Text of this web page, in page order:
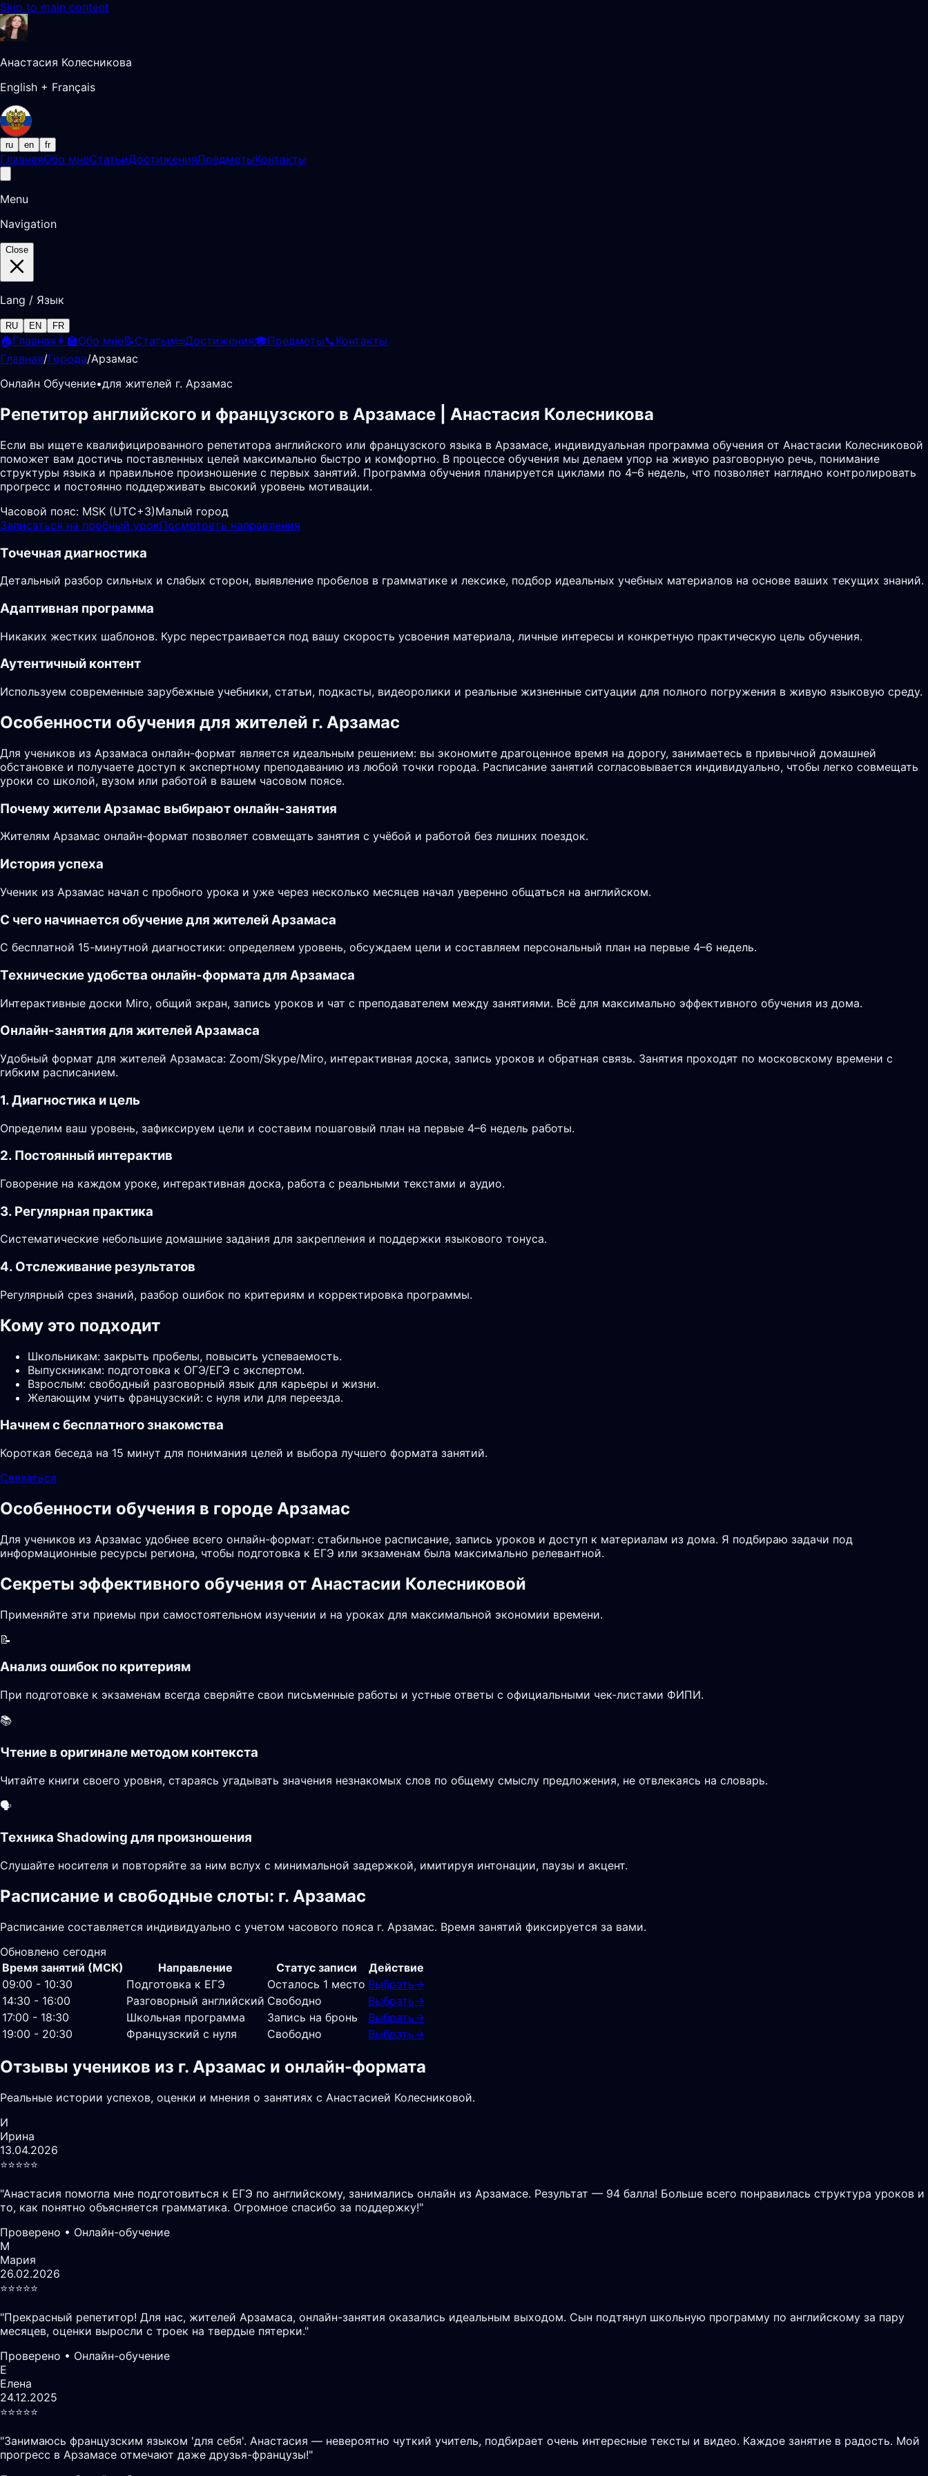
Skip to main content
Анастасия Колесникова
English + Français
ru en fr
ГлавнаяОбо мнеСтатьиДостиженияПредметыКонтакты
Menu
Navigation
Close
Lang / Язык
RU EN FR
🏠Главная 👩‍🏫Обо мне📝Статьи📜Достижения🎓Предметы📞Контакты
Главная/Города/Арзамас
Онлайн Обучение•для жителей г. Арзамас
Репетитор английского и французского в Арзамасе | Анастасия Колесникова
Если вы ищете квалифицированного репетитора английского или французского языка в Арзамасе, индивидуальная программа обучения от Анастасии Колесниковой
поможет вам достичь поставленных целей максимально быстро и комфортно. В процессе обучения мы делаем упор на живую разговорную речь, понимание
структуры языка и правильное произношение с первых занятий. Программа обучения планируется циклами по 4–6 недель, что позволяет наглядно контролировать
прогресс и постоянно поддерживать высокий уровень мотивации.
Часовой пояс: MSK (UTC+3)Малый город
Записаться на пробный урокПосмотреть направления
Точечная диагностика
Детальный разбор сильных и слабых сторон, выявление пробелов в грамматике и лексике, подбор идеальных учебных материалов на основе ваших текущих знаний.
Адаптивная программа
Никаких жестких шаблонов. Курс перестраивается под вашу скорость усвоения материала, личные интересы и конкретную практическую цель обучения.
Аутентичный контент
Используем современные зарубежные учебники, статьи, подкасты, видеоролики и реальные жизненные ситуации для полного погружения в живую языковую среду.
Особенности обучения для жителей г. Арзамас
Для учеников из Арзамаса онлайн-формат является идеальным решением: вы экономите драгоценное время на дорогу, занимаетесь в привычной домашней
обстановке и получаете доступ к экспертному преподаванию из любой точки города. Расписание занятий согласовывается индивидуально, чтобы легко совмещать
уроки со школой, вузом или работой в вашем часовом поясе.
Почему жителиАрзамас выбирают онлайн-занятия
Жителям Арзамас онлайн-формат позволяет совмещать занятия с учёбой и работой без лишних поездок.
История успеха
Ученик из Арзамас начал с пробного урока и уже через несколько месяцев начал уверенно общаться на английском.
С чего начинается обучение для жителей Арзамаса
С бесплатной 15-минутной диагностики: определяем уровень, обсуждаем цели и составляем персональный план на первые 4–6 недель.
Технические удобства онлайн-формата для Арзамаса
Интерактивные доски Miro, общий экран, запись уроков и чат с преподавателем между занятиями. Всё для максимально эффективного обучения из дома.
Онлайн-занятия для жителей Арзамаса
Удобный формат для жителей Арзамаса: Zoom/Skype/Miro, интерактивная доска, запись уроков и обратная связь. Занятия проходят по московскому времени с
гибким расписанием.
1. Диагностика и цель
Определим ваш уровень, зафиксируем цели и составим пошаговый план на первые 4–6 недель работы.
2. Постоянный интерактив
Говорение на каждом уроке, интерактивная доска, работа с реальными текстами и аудио.
3. Регулярная практика
Систематические небольшие домашние задания для закрепления и поддержки языкового тонуса.
4. Отслеживание результатов
Регулярный срез знаний, разбор ошибок по критериям и корректировка программы.
Кому это подходит
Школьникам: закрыть пробелы, повысить успеваемость.
Выпускникам: подготовка к ОГЭ/ЕГЭ с экспертом.
Взрослым: свободный разговорный язык для карьеры и жизни.
Желающим учить французский: с нуля или для переезда.
Начнем с бесплатного знакомства
Короткая беседа на 15 минут для понимания целей и выбора лучшего формата занятий.
Связаться
Особенности обучения в городе Арзамас
Для учеников из Арзамас удобнее всего онлайн-формат: стабильное расписание, запись уроков и доступ к материалам из дома. Я подбираю задачи под
информационные ресурсы региона, чтобы подготовка к ЕГЭ или экзаменам была максимально релевантной.
Секреты эффективного обучения от Анастасии Колесниковой
Применяйте эти приемы при самостоятельном изучении и на уроках для максимальной экономии времени.
📝
Анализ ошибок по критериям
При подготовке к экзаменам всегда сверяйте свои письменные работы и устные ответы с официальными чек-листами ФИПИ.
📚
Чтение в оригинале методом контекста
Читайте книги своего уровня, стараясь угадывать значения незнакомых слов по общему смыслу предложения, не отвлекаясь на словарь.
🗣️
Техника Shadowing для произношения
Слушайте носителя и повторяйте за ним вслух с минимальной задержкой, имитируя интонации, паузы и акцент.
Расписание и свободные слоты: г. Арзамас
Расписание составляется индивидуально с учетом часового пояса г. Арзамас. Время занятий фиксируется за вами.
Обновлено сегодня
Время занятий (МСК)
Направление Статус записи
Действие
09:00 - 10:30
Подготовка к ЕГЭ Осталось 1 место Выбрать→
14:30 - 16:00
Разговорный английский Свободно Выбрать→
17:00 - 18:30
Школьная программа Запись на бронь Выбрать→
19:00 - 20:30
Французский с нуля Свободно Выбрать→
Отзывы учеников из г. Арзамас и онлайн-формата
Реальные истории успехов, оценки и мнения о занятиях с Анастасией Колесниковой.
И
Ирина
13.04.2026
⭐️⭐️⭐️⭐️⭐️
"Анастасия помогла мне подготовиться к ЕГЭ по английскому, занимались онлайн из Арзамасе. Результат — 94 балла! Больше всего понравилась структура уроков и
то, как понятно объясняется грамматика. Огромное спасибо за поддержку!"
Проверено • Онлайн-обучение
М
Мария
26.02.2026
⭐️⭐️⭐️⭐️⭐️
"Прекрасный репетитор! Для нас, жителей Арзамаса, онлайн-занятия оказались идеальным выходом. Сын подтянул школьную программу по английскому за пару
месяцев, оценки выросли с троек на твердые пятерки."
Проверено • Онлайн-обучение
Е
Елена
24.12.2025
⭐️⭐️⭐️⭐️⭐️
"Занимаюсь французским языком 'для себя'. Анастасия — невероятно чуткий учитель, подбирает очень интересные тексты и видео. Каждое занятие в радость. Мой
прогресс в Арзамасе отмечают даже друзья-французы!"